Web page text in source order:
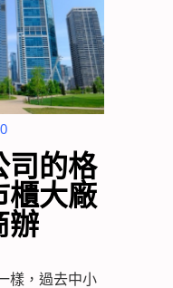
司的格
櫃大廠
辦
樣，過去中小